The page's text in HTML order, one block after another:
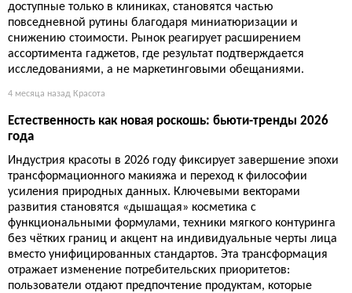
доступные только в клиниках, становятся частью
повседневной рутины благодаря миниатюризации и
снижению стоимости. Рынок реагирует расширением
ассортимента гаджетов, где результат подтверждается
исследованиями, а не маркетинговыми обещаниями.
4 месяца назад Красота
Естественность как новая роскошь: бьюти-тренды 2026
года
Индустрия красоты в 2026 году фиксирует завершение эпохи
трансформационного макияжа и переход к философии
усиления природных данных. Ключевыми векторами
развития становятся «дышащая» косметика с
функциональными формулами, техники мягкого контуринга
без чётких границ и акцент на индивидуальные черты лица
вместо унифицированных стандартов. Эта трансформация
отражает изменение потребительских приоритетов:
пользователи отдают предпочтение продуктам, которые